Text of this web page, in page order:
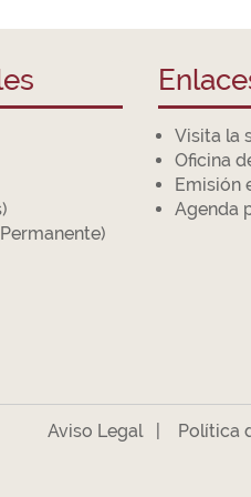
Visita la
Oficina
Emisión
Agenda
Aviso Legal| Política